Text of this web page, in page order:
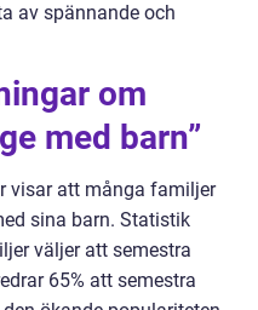
av spännande och
om
med barn”
visar att många familjer
sina barn. Statistik
väljer att semestra
65% att semestra